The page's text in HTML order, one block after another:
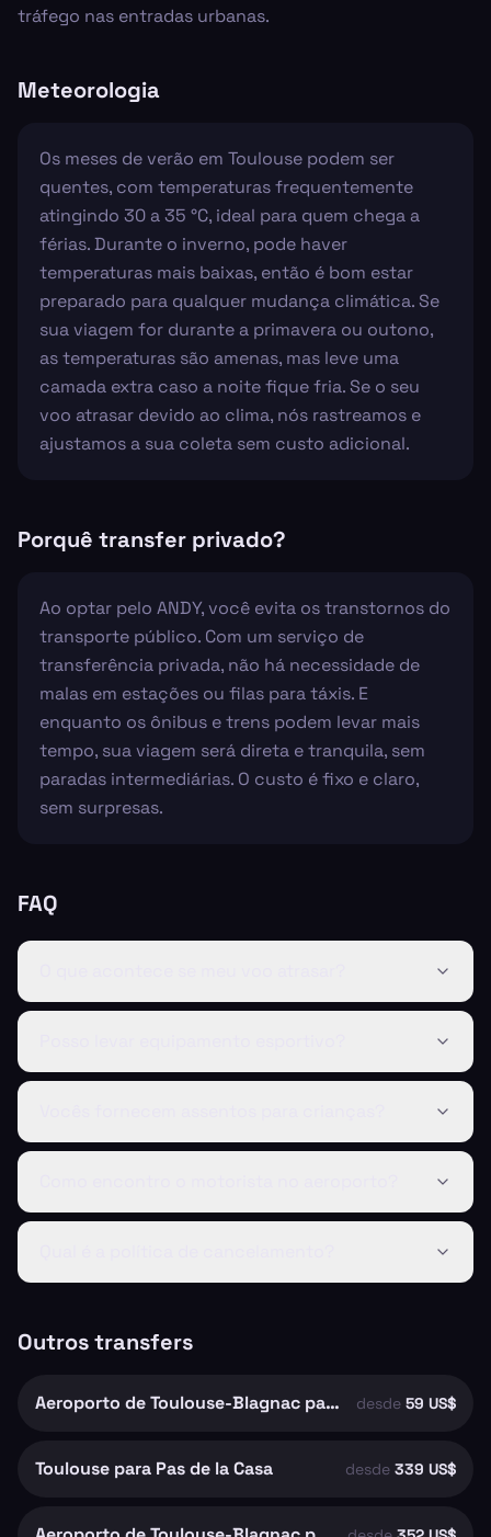
tráfego nas entradas urbanas.
Meteorologia
Os meses de verão em Toulouse podem ser
quentes, com temperaturas frequentemente
atingindo 30 a 35 °C, ideal para quem chega a
férias. Durante o inverno, pode haver
temperaturas mais baixas, então é bom estar
preparado para qualquer mudança climática. Se
sua viagem for durante a primavera ou outono,
as temperaturas são amenas, mas leve uma
camada extra caso a noite fique fria. Se o seu
voo atrasar devido ao clima, nós rastreamos e
ajustamos a sua coleta sem custo adicional.
Porquê transfer privado?
Ao optar pelo ANDY, você evita os transtornos do
transporte público. Com um serviço de
transferência privada, não há necessidade de
malas em estações ou filas para táxis. E
enquanto os ônibus e trens podem levar mais
tempo, sua viagem será direta e tranquila, sem
paradas intermediárias. O custo é fixo e claro,
sem surpresas.
FAQ
Outros transfers
Aeroporto de Toulouse-Blagnac para Toulouse desde 59 US$
Toulouse para Pas de la Casa desde 339 US$